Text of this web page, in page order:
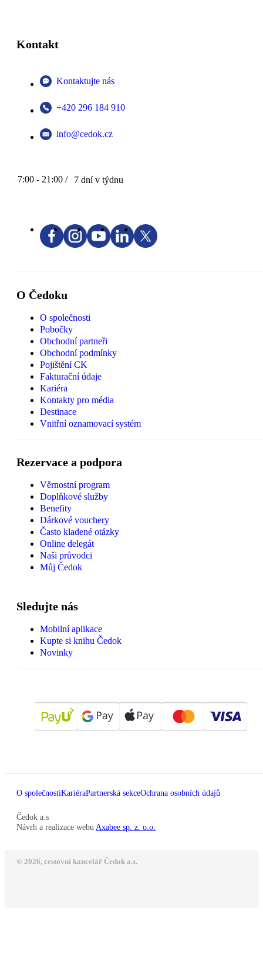
Kontakt
Kontaktujte nás
+420 296 184 910
info@cedok.cz
7:00 - 21:00 / 7 dní v týdnu
O Čedoku
O společnosti
Pobočky
Obchodní partneři
Obchodní podmínky
Pojištění CK
Fakturační údaje
Kariéra
Kontakty pro média
Destinace
Vnitřní oznamovací systém
Rezervace a podpora
Věrnostní program
Doplňkové služby
Benefity
Dárkové vouchery
Často kladené otázky
Online delegát
Naši průvodci
Můj Čedok
Sledujte nás
Mobilní aplikace
Kupte si knihu Čedok
Novinky
O společnostiKariéraPartnerská sekceOchrana osobních údajů
Čedok a.s
Návrh a realizace webu Axabee sp. z. o.o.
© 2026, cestovní kancelář Čedok a.s.